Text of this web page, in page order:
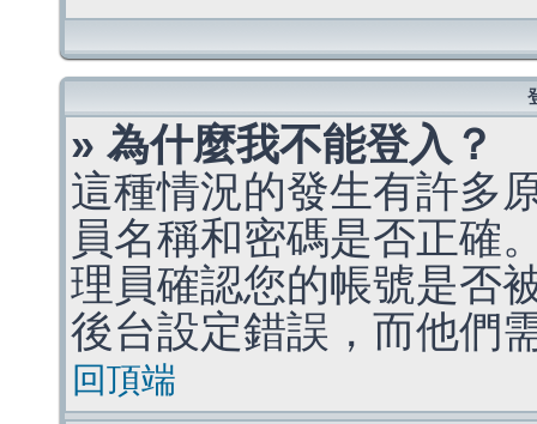
» 為什麼我不能登入？
這種情況的發生有許多
員名稱和密碼是否正確
理員確認您的帳號是否
後台設定錯誤，而他們
回頂端